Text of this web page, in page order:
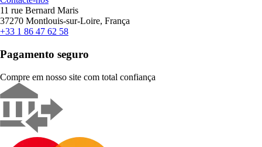
11 rue Bernard Maris
37270 Montlouis-sur-Loire, França
+33 1 86 47 62 58
Pagamento seguro
Compre em nosso site com total confiança